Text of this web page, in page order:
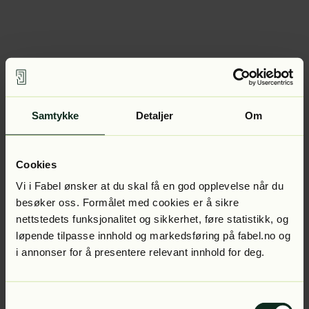
Samtykke Detaljer Om
Cookies
Vi i Fabel ønsker at du skal få en god opplevelse når du
besøker oss. Formålet med cookies er å sikre
nettstedets funksjonalitet og sikkerhet, føre statistikk, og
løpende tilpasse innhold og markedsføring på fabel.no og
i annonser for å presentere relevant innhold for deg.